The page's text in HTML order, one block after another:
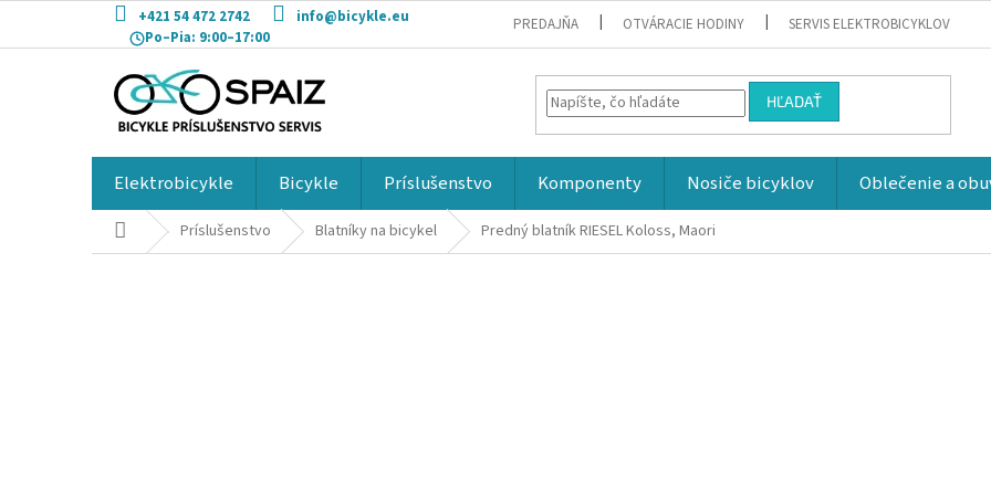
obsah
+421 54 472 2742
info@bicykle.eu
Po–Pia: 9:00–17:00
PREDAJŇA OTVÁRACIE HODINY SERVIS ELEKTROBICYKLOV
HĽADAŤ
Elektrobicykle Bicykle Príslušenstvo Komponenty Nosiče bicyklov Oblečenie a
DomovPríslušenstvo Blatníky na bicykel Predný blatník RIESEL Koloss, Maori